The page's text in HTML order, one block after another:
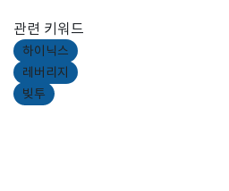
관련 키워드
하이닉스
레버리지
빚투